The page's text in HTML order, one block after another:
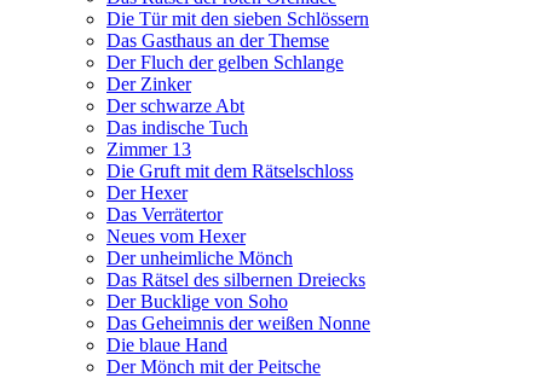
Die Tür mit den sieben Schlössern
Das Gasthaus an der Themse
Der Fluch der gelben Schlange
Der Zinker
Der schwarze Abt
Das indische Tuch
Zimmer 13
Die Gruft mit dem Rätselschloss
Der Hexer
Das Verrätertor
Neues vom Hexer
Der unheimliche Mönch
Das Rätsel des silbernen Dreiecks
Der Bucklige von Soho
Das Geheimnis der weißen Nonne
Die blaue Hand
Der Mönch mit der Peitsche